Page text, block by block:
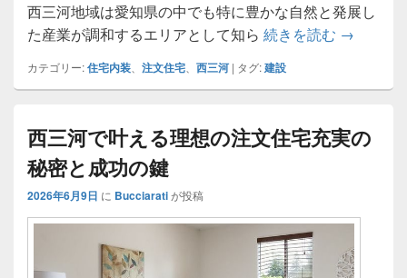
西三河地域は愛知県の中でも特に豊かな自然と発展し
た産業が調和するエリアとして知ら 続きを読む 西三河で
→
カテゴリー:住宅内装 注文住宅 西三河 | タグ:建設
西三河で叶える理想の注文住宅充実の
秘密と成功の鍵
2026年6月9日 に Bucciaratiが投稿